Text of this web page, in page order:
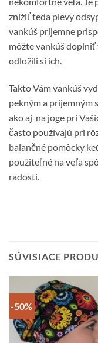
znížiť teda plevy
vankúš príjemne
môžte vankúš
odložili si ich.
Takto Vám vankúš
pekným a príjemným
ako aj na joge pri
často používajú pri
balančné pomôcky
použiteľné na veľa
radosti.
SÚVISIACE
-50%